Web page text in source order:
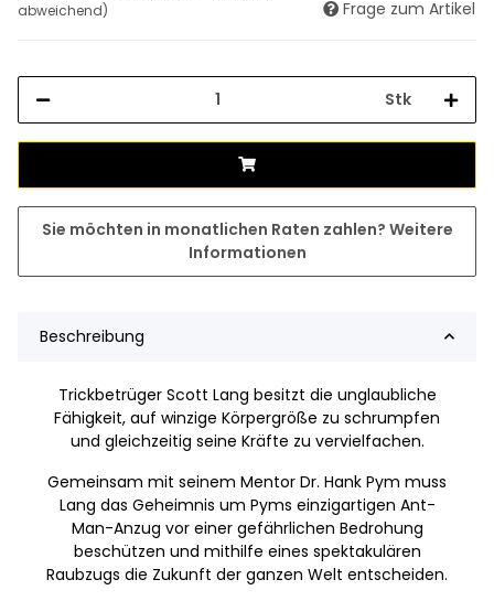
abweichend)
Frage zum Artikel
Stk
Sie möchten in monatlichen Raten zahlen? Weitere
Informationen
Beschreibung
Trickbetrüger Scott Lang besitzt die unglaubliche
Fähigkeit, auf winzige Körpergröße zu schrumpfen
und gleichzeitig seine Kräfte zu vervielfachen.
Gemeinsam mit seinem Mentor Dr. Hank Pym muss
Lang das Geheimnis um Pyms einzigartigen Ant-
Man-Anzug vor einer gefährlichen Bedrohung
beschützen und mithilfe eines spektakulären
Raubzugs die Zukunft der ganzen Welt entscheiden.